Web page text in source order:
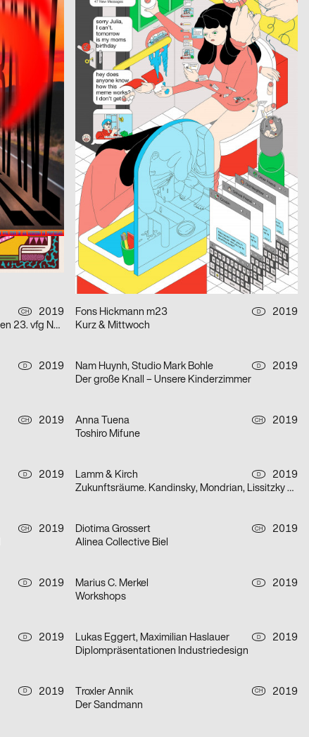
2019
SUPERO CH
2019
La Plage des Six Pompes 2019
2019
Lars Lenhardt Serigrafie & Siebdruck D
ÜBERDRUCK
D
2019
Paparelli Nolan D
2019
SBX
D
2019
Melchior Imboden CH
2019
Industrieplakate. Im Weltformat 1900 bis heute
D
2019
Wagenbreth Henning D
2019
Kosmostage 2019
CH
2019
»Oslo 8« und »Büro« präsentieren den 23. vfg Nachwuchsförderpreis für Fotografie
Fons Hickmann m23 D
2019
Kurz & Mittwoch
D
2019
Nam Huynh, Studio Mark Bohle D
2019
Der große Knall – Unsere Kinderzimmer
CH
2019
Anna Tuena CH
2019
Toshiro Mifune
D
2019
Lamm & Kirch D
2019
Zukunftsräume. Kandinsky, Mondrian, Lissitzky und die abstrakt-konstruktive Avantgarde in Dresden 1919–1932
CH
2019
Diotima Grossert CH
2019
Alinea Collective Biel
D
2019
Marius C. Merkel D
2019
Workshops
D
2019
Lukas Eggert, Maximilian Haslauer D
2019
Diplompräsentationen Industriedesign
D
2019
Troxler Annik CH
2019
Der Sandmann